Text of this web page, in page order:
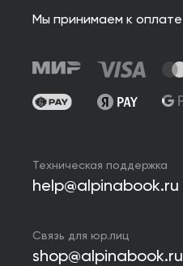
Мы принимаем к оплате
Техническая поддержка
help@alpinabook.ru
Связь для юр.лиц
shop@alpinabook.ru